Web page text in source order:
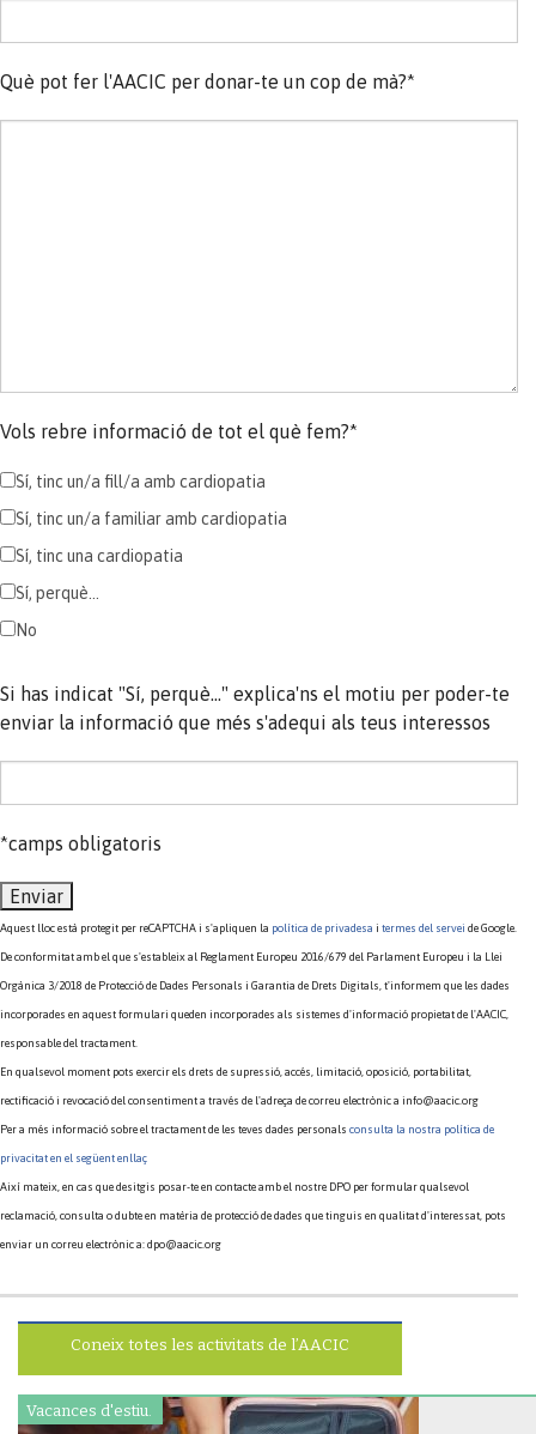
Què pot fer l'AACIC per donar-te un cop de mà?*
Vols rebre informació de tot el què fem?*
Sí, tinc un/a fill/a amb cardiopatia
Sí, tinc un/a familiar amb cardiopatia
Sí, tinc una cardiopatia
Sí, perquè...
No
Si has indicat "Sí, perquè..." explica'ns el motiu per poder-te
enviar la informació que més s'adequi als teus interessos
*camps obligatoris
Aquest lloc està protegit per reCAPTCHA i s'apliquen la política de privadesa i termes del servei de Google.
De conformitat amb el que s'estableix al Reglament Europeu 2016/679 del Parlament Europeu i la Llei
Orgànica 3/2018 de Protecció de Dades Personals i Garantia de Drets Digitals, t'informem que les dades
incorporades en aquest formulari queden incorporades als sistemes d'informació propietat de l'AACIC,
responsable del tractament.
En qualsevol moment pots exercir els drets de supressió, accés, limitació, oposició, portabilitat,
rectificació i revocació del consentiment a través de l'adreça de correu electrònic a info@aacic.org
Per a més informació sobre el tractament de les teves dades personals consulta la nostra política de
privacitat en el següent enllaç
Així mateix, en cas que desitgis posar-te en contacte amb el nostre DPO per formular qualsevol
reclamació, consulta o dubte en matèria de protecció de dades que tinguis en qualitat d'interessat, pots
enviar un correu electrònic a: dpo@aacic.org
Coneix totes les activitats de l’AACIC
Vacances d'estiu.